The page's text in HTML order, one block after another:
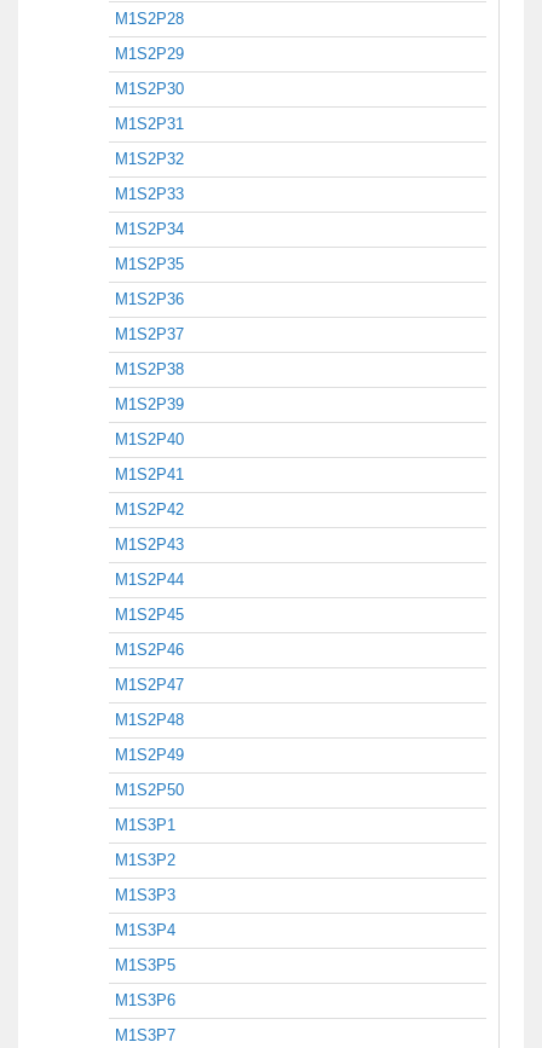
M1S2P28
M1S2P29
M1S2P30
M1S2P31
M1S2P32
M1S2P33
M1S2P34
M1S2P35
M1S2P36
M1S2P37
M1S2P38
M1S2P39
M1S2P40
M1S2P41
M1S2P42
M1S2P43
M1S2P44
M1S2P45
M1S2P46
M1S2P47
M1S2P48
M1S2P49
M1S2P50
M1S3P1
M1S3P2
M1S3P3
M1S3P4
M1S3P5
M1S3P6
M1S3P7